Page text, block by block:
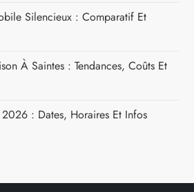
Silencieux : Comparatif Et
À Saintes : Tendances, Coûts Et
: Dates, Horaires Et Infos